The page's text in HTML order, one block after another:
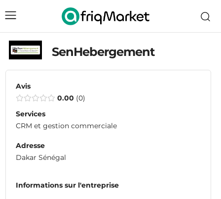
SenHebergement
Avis
0.00 0
Services
CRM et gestion commerciale
Adresse
Dakar Sénégal
Informations sur l'entreprise